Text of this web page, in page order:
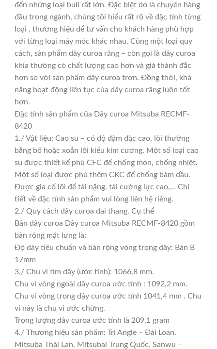
đến những loại buli rất lớn. Đặc biệt do là chuyên hàng
đầu trong ngành, chúng tôi hiểu rất rõ về đặc tính từng
loại , thương hiệu để tư vấn cho khách hàng phù hợp
với từng loại máy móc khác nhau. Cùng một loại quy
cách, sản phẩm dây curoa răng – còn gọi là dây curoa
khía thường có chất lượng cao hơn và giá thành đắc
hơn so với sản phẩm dây curoa trơn. Đồng thời, khả
năng hoạt động liên tục của dây curoa răng luôn tốt
hơn.
Đặc tính sản phẩm của Dây curoa Mitsuba RECMF-
8420
1./ Vật liệu: Cao su – có độ đậm đặc cao, lõi thường
bằng bố hoặc xoắn lõi kiểu kim cương. Một số loại cao
su được thiết kế phủ CFC để chống mòn, chống nhiệt.
Một số loại được phủ thêm CKC để chống bám dầu.
Được gia cố lõi để tải nặng, tải cường lực cao,… Chi
tiết về đặc tính sản phẩm vui lòng liên hệ riêng.
2./ Quy cách dây curoa đai thang. Cụ thể
Bản dây curoa Dây curoa Mitsuba RECMF-8420 gồm
bản rộng mặt lưng là:
Độ dày tiêu chuẩn và bản rộng vòng trong dây: Bản B
17mm
3./ Chu vi tim dây (ước tính): 1066,8 mm.
Chu vi vòng ngoài dây curoa ước tính : 1092,2 mm.
Chu vi vòng trong dây curoa ước tính 1041,4 mm . Chu
vi này là chu vi ước chừng.
Trọng lượng dây curoa ước tính là 209,1 gram
4./ Thương hiệu sản phẩm: Tri Angle – Đài Loan.
Mitsuba Thái Lan. Mitsubai Trung Quốc. Sanwu –